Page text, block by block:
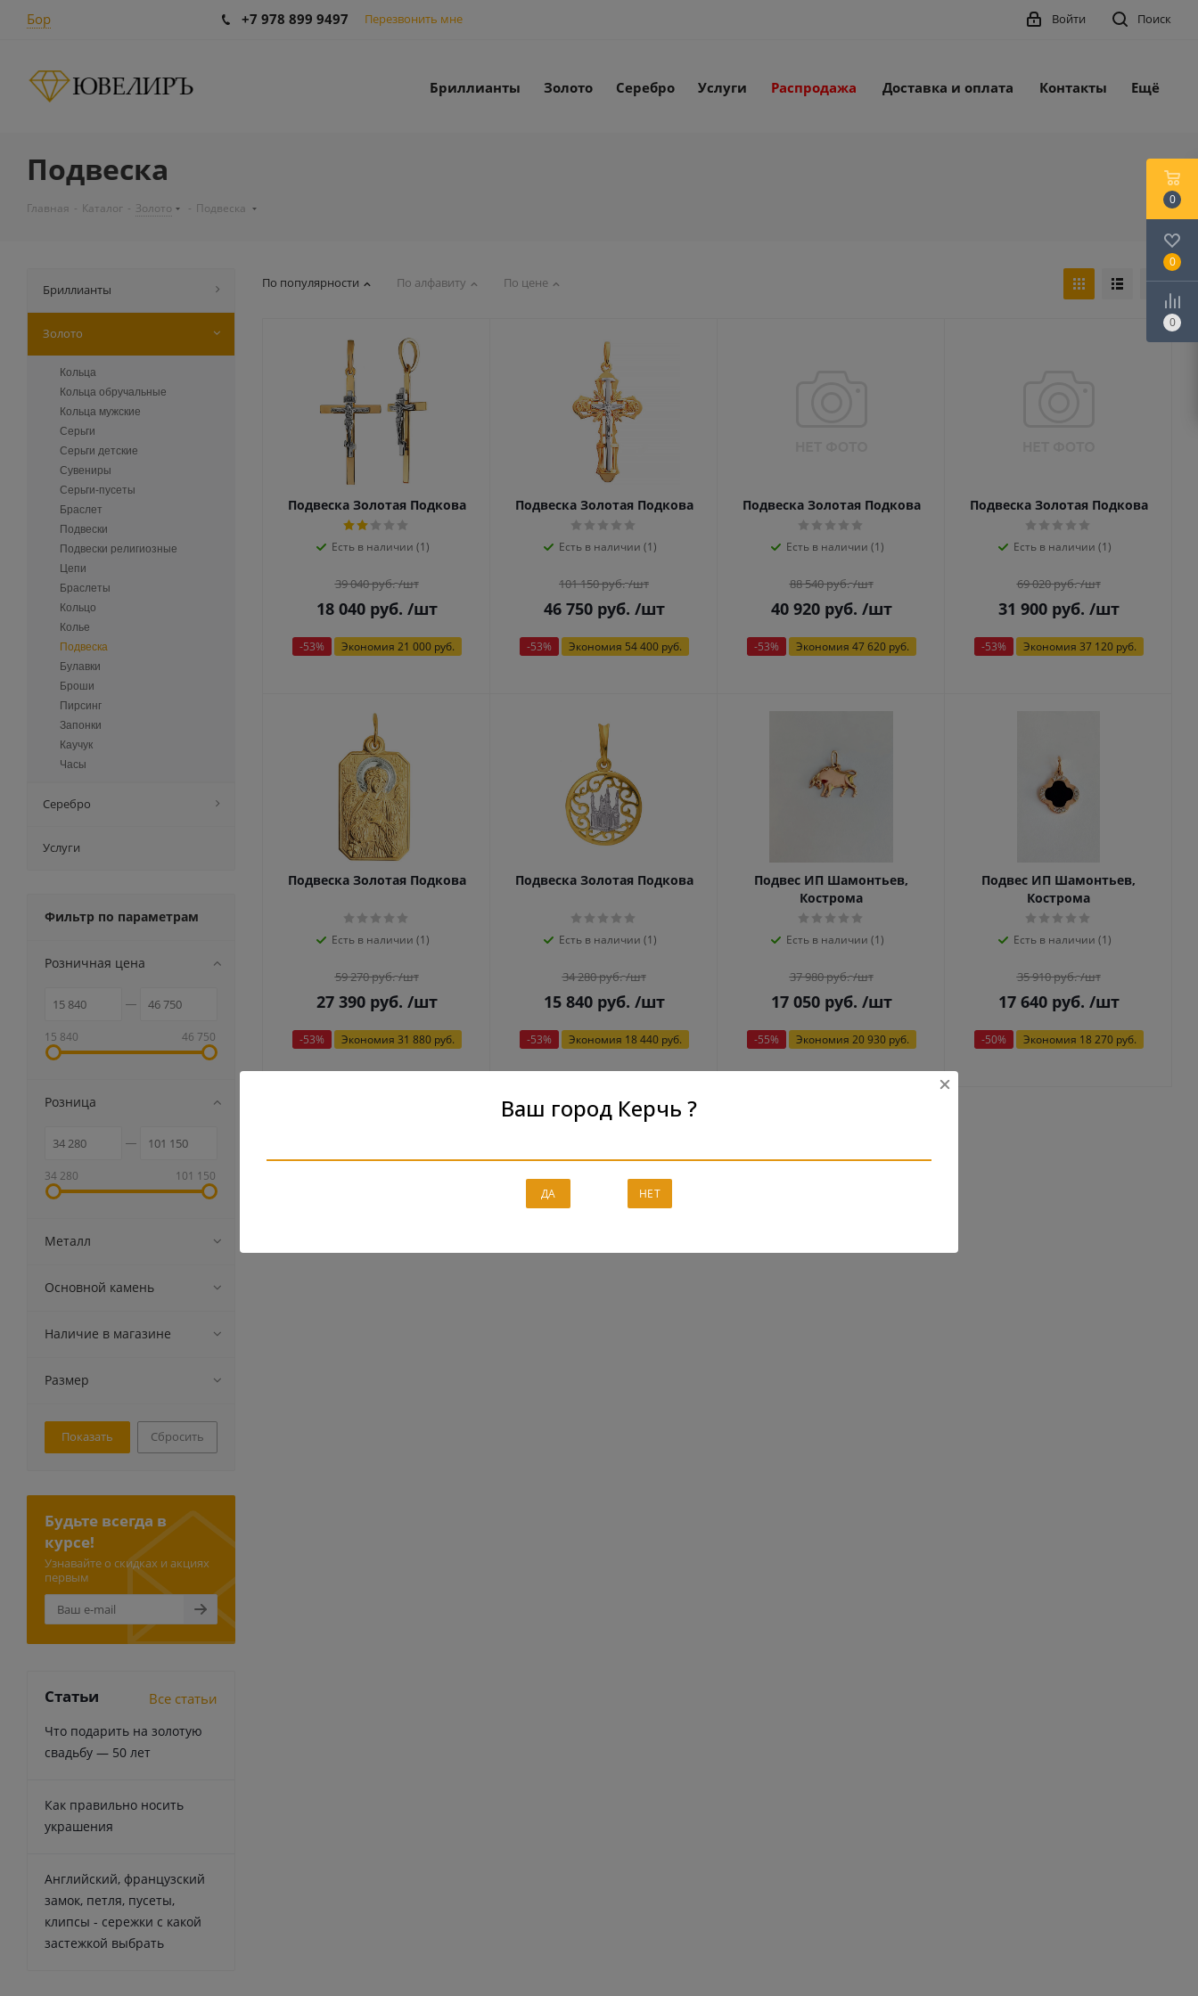
Ваш город Керчь ?
ДА НЕТ
Бор +7 978 899 9497 Перезвонить мне Поиск
Войти
Бриллианты Золото Серебро Услуги Распродажа Доставка и оплата Контакты Ещё
Подвеска
Главная - Каталог - Золото - Подвеска
По популярности По алфавиту По цене
Подвеска Золотая Подкова
Есть в наличии (1)
39 040руб. /шт
18 040руб. /шт
-53% Экономия 21 000 руб.
Подвеска Золотая Подкова
Есть в наличии (1)
101 150руб. /шт
46 750руб. /шт
-53% Экономия 54 400 руб.
Подвеска Золотая Подкова
Есть в наличии (1)
88 540руб. /шт
40 920руб. /шт
-53% Экономия 47 620 руб.
Подвеска Золотая Подкова
Есть в наличии (1)
69 020руб. /шт
31 900руб. /шт
-53% Экономия 37 120 руб.
Подвеска Золотая Подкова
Есть в наличии (1)
59 270руб. /шт
27 390руб. /шт
-53% Экономия 31 880 руб.
Подвеска Золотая Подкова
Есть в наличии (1)
34 280руб. /шт
15 840руб. /шт
-53% Экономия 18 440 руб.
Подвес ИП Шамонтьев,
Кострома
Есть в наличии (1)
37 980руб. /шт
17 050руб. /шт
-55% Экономия 20 930 руб.
Подвес ИП Шамонтьев,
Кострома
Есть в наличии (1)
35 910руб. /шт
17 640руб. /шт
-50% Экономия 18 270 руб.
Бриллианты
Золото
Кольца
Кольца обручальные
Кольца мужские
Серьги
Серьги детские
Сувениры
Серьги-пусеты
Браслет
Подвески
Подвески религиозные
Цепи
Браслеты
Кольцо
Колье
Подвеска
Булавки
Броши
Пирсинг
Запонки
Каучук
Часы
Серебро
Услуги
Фильтр по параметрам
Розничная цена
15 840 46 750
Розница
34 280 101 150
Металл
Основной камень
Наличие в магазине
Размер
Сбросить
Будьте всегда в
курсе!
Узнавайте о скидках и акциях
первым
Статьи Все статьи
Что подарить на золотую
свадьбу — 50 лет
Как правильно носить
украшения
Английский, французский
замок, петля, пусеты,
клипсы - сережки с какой
застежкой выбрать
0
0
0